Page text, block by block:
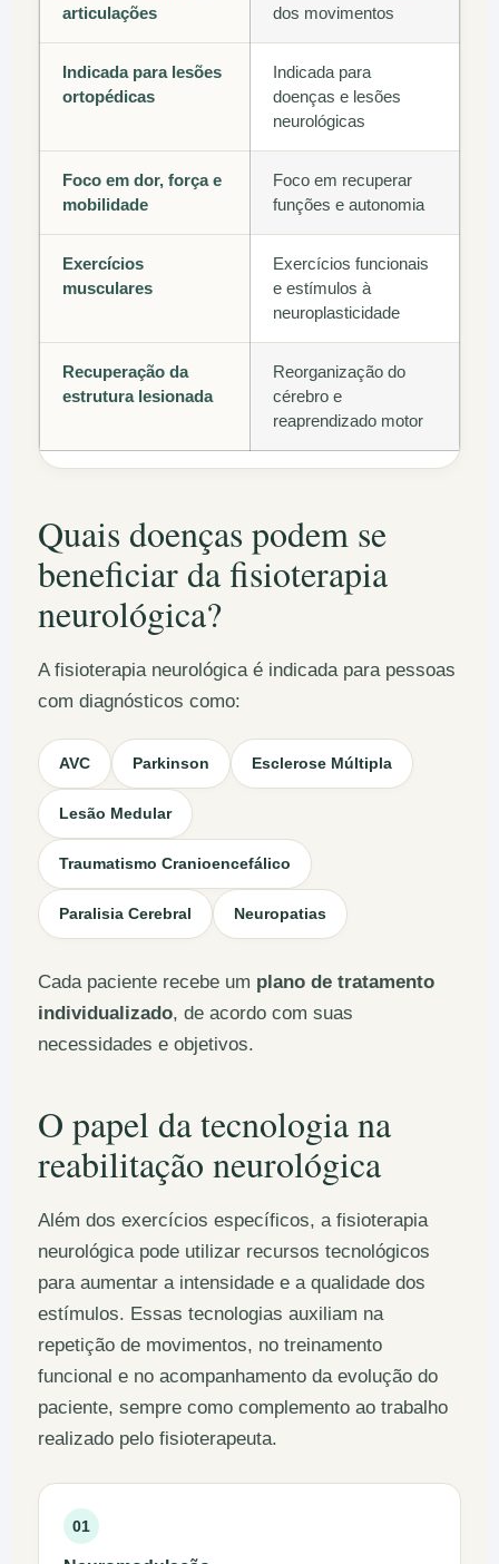
articulações
dos movimentos
Indicada para lesões
ortopédicas
Indicada para
doenças e lesões
neurológicas
Foco em dor, força e
mobilidade
Foco em recuperar
funções e autonomia
Exercícios
musculares
Exercícios funcionais
e estímulos à
neuroplasticidade
Recuperação da
estrutura lesionada
Reorganização do
cérebro e
reaprendizado motor
Quais doenças podem se
beneficiar da fisioterapia
neurológica?
A fisioterapia neurológica é indicada para pessoas
com diagnósticos como:
AVC Parkinson Esclerose Múltipla
Lesão Medular
Traumatismo Cranioencefálico
Paralisia Cerebral Neuropatias
Cada paciente recebe um plano de tratamento
individualizado, de acordo com suas
necessidades e objetivos.
O papel da tecnologia na
reabilitação neurológica
Além dos exercícios específicos, a fisioterapia
neurológica pode utilizar recursos tecnológicos
para aumentar a intensidade e a qualidade dos
estímulos. Essas tecnologias auxiliam na
repetição de movimentos, no treinamento
funcional e no acompanhamento da evolução do
paciente, sempre como complemento ao trabalho
realizado pelo fisioterapeuta.
01